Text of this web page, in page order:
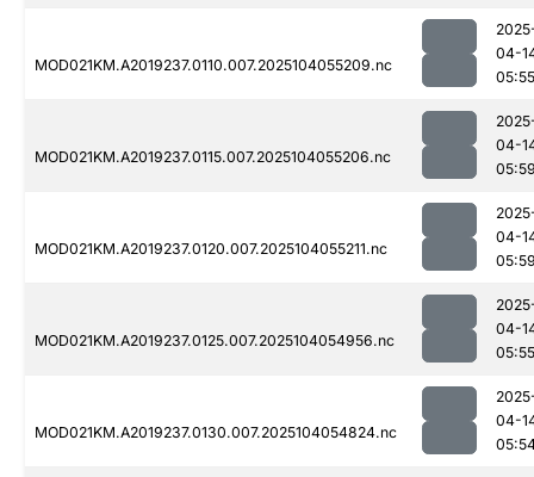
MOD021KM.A2019237.0110.007.2025104055209.nc
04-
05:55
MOD021KM.A2019237.0115.007.2025104055206.nc
04-
MOD021KM.A2019237.0120.007.2025104055211.nc
04-
MOD021KM.A2019237.0125.007.2025104054956.nc
04-
05:55
MOD021KM.A2019237.0130.007.2025104054824.nc
04-